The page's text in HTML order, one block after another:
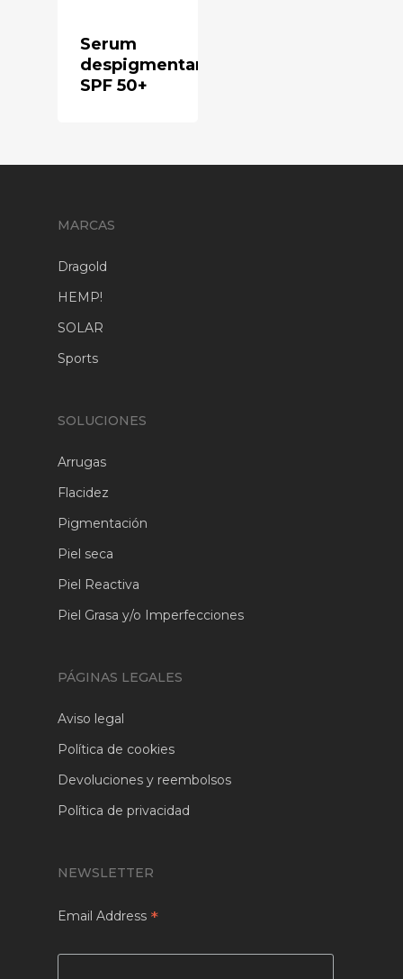
Serum
despigmentante
SPF 50+
MARCAS
Dragold
HEMP!
SOLAR
Sports
SOLUCIONES
Arrugas
Flacidez
Pigmentación
Piel seca
Piel Reactiva
Piel Grasa y/o Imperfecciones
PÁGINAS LEGALES
Aviso legal
Política de cookies
Devoluciones y reembolsos
Política de privacidad
NEWSLETTER
Email Address *